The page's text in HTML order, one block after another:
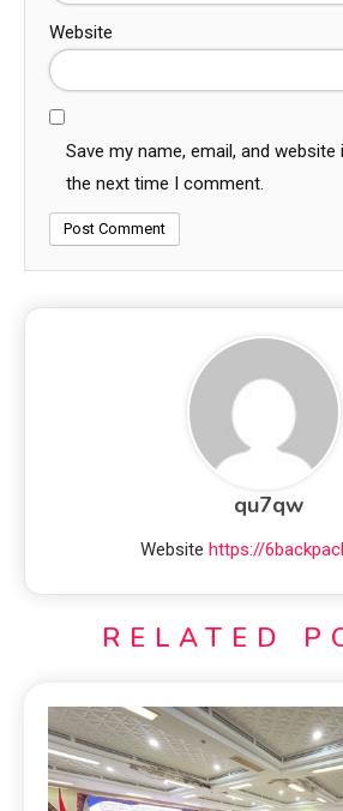
Website
Save my name, email, and
the next time I comment.
qu7qw
Website https://
RELATED